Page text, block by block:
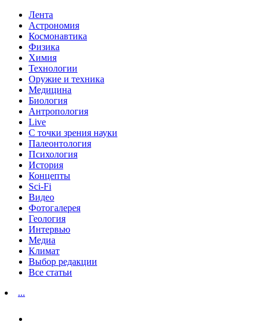
Лента
Астрономия
Космонавтика
Физика
Химия
Технологии
Оружие и техника
Медицина
Биология
Антропология
Live
С точки зрения науки
Палеонтология
Психология
История
Концепты
Sci-Fi
Видео
Фотогалерея
Геология
Интервью
Медиа
Климат
Выбор редакции
Все статьи
...